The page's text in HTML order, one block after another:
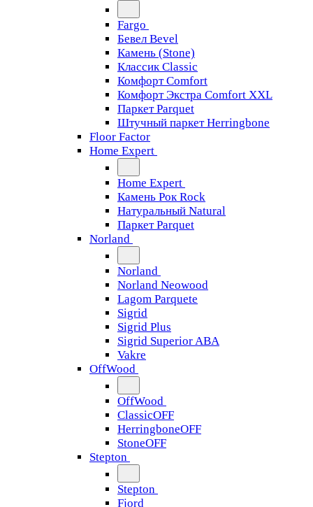
Fargo
Бевел Bevel
Камень (Stone)
Классик Classic
Комфорт Comfort
Комфорт Экстра Comfort XXL
Паркет Parquet
Штучный паркет Herringbone
Floor Factor
Home Expert
Home Expert
Камень Рок Rock
Натуральный Natural
Паркет Parquet
Norland
Norland
Norland Neowood
Lagom Parquete
Sigrid
Sigrid Plus
Sigrid Superior ABA
Vakre
OffWood
OffWood
ClassicOFF
HerringboneOFF
StoneOFF
Stepton
Stepton
Fjord